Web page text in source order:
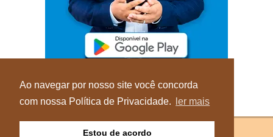
Ao navegar por nosso site você concorda
com nossa Política de Privacidade.
ler mais
Estou de acordo